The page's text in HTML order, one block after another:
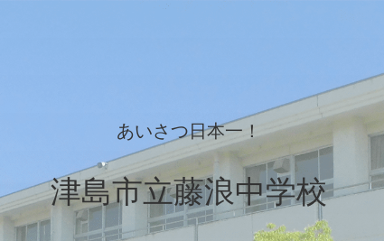
あいさつ日本一！
津島市立藤浪中学校